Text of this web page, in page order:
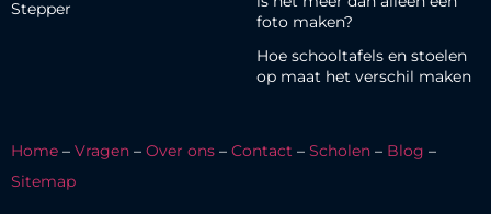
Stepper
foto maken?
Hoe schooltafels en stoelen
op maat het verschil maken
Home – Vragen – Over ons – Contact – Scholen – Blog –
Sitemap